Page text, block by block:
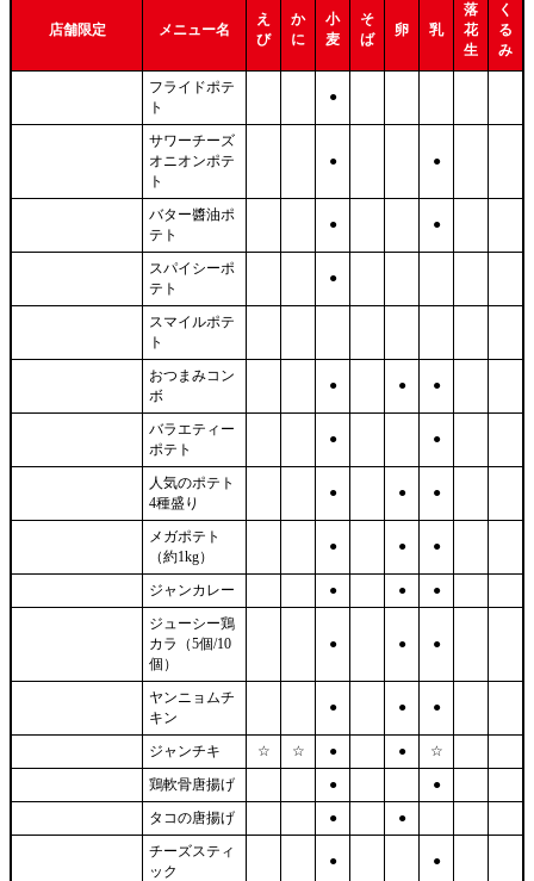
店舗限定 メニュー名
え
び
か
に
小
麦
そ
ば
卵 乳
落
花
生
く
る
み
フライドポテ
ト
●
サワーチーズ
オニオンポテ
ト
● ●
バター醬油ポ
テト
● ●
スパイシーポ
テト
●
スマイルポテ
ト
おつまみコン
ボ
● ● ●
バラエティー
ポテト
● ●
人気のポテト
4種盛り
● ● ●
メガポテト
（約1kg）
● ● ●
ジャンカレー ● ●
●
ジューシー鶏
カラ（5個/10
個）
● ● ●
ヤンニョムチ
キン
● ● ●
ジャンチキ ☆ ☆ ● ●
☆
鶏軟骨唐揚げ
●
●
タコの唐揚げ
●
●
チーズスティ
ック
● ●